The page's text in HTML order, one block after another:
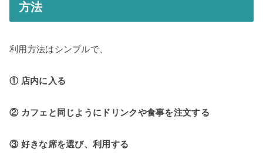
方法
利用方法はシンプルで、
① 店内に入る
② カフェと同じようにドリンクや食事を注文する
③ 好きな席を選び、利用する